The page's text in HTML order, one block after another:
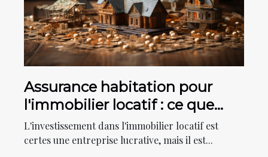
Assurance habitation pour
l'immobilier locatif : ce que
vous devez savoir
L'investissement dans l'immobilier locatif est
certes une entreprise lucrative, mais il est...